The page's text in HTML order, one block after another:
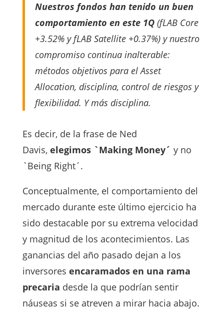
Nuestros fondos han tenido un buen
comportamiento en este 1Q(fLAB Core
+3.52% y fLAB Satellite +0.37%) y nuestro
compromiso continua inalterable:
métodos objetivos para el Asset
Allocation, disciplina, control de riesgos y
flexibilidad. Y más disciplina.
Es decir, de la frase de Ned
Davis, elegimos `Making Money´ y no
`Being Right´.
Conceptualmente, el comportamiento del
mercado durante este último ejercicio ha
sido destacable por su extrema velocidad
y magnitud de los acontecimientos. Las
ganancias del año pasado dejan a los
inversores encaramados en una rama
precaria desde la que podrían sentir
náuseas si se atreven a mirar hacia abajo.